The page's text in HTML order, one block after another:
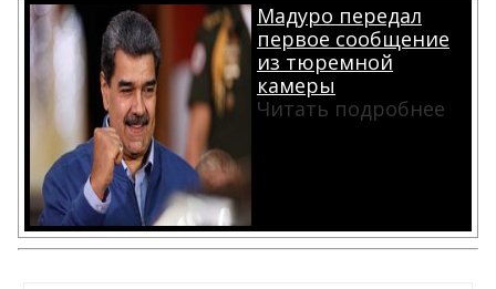
Мадуро передал
первое сообщение
из тюремной
камеры
Читать подробнее